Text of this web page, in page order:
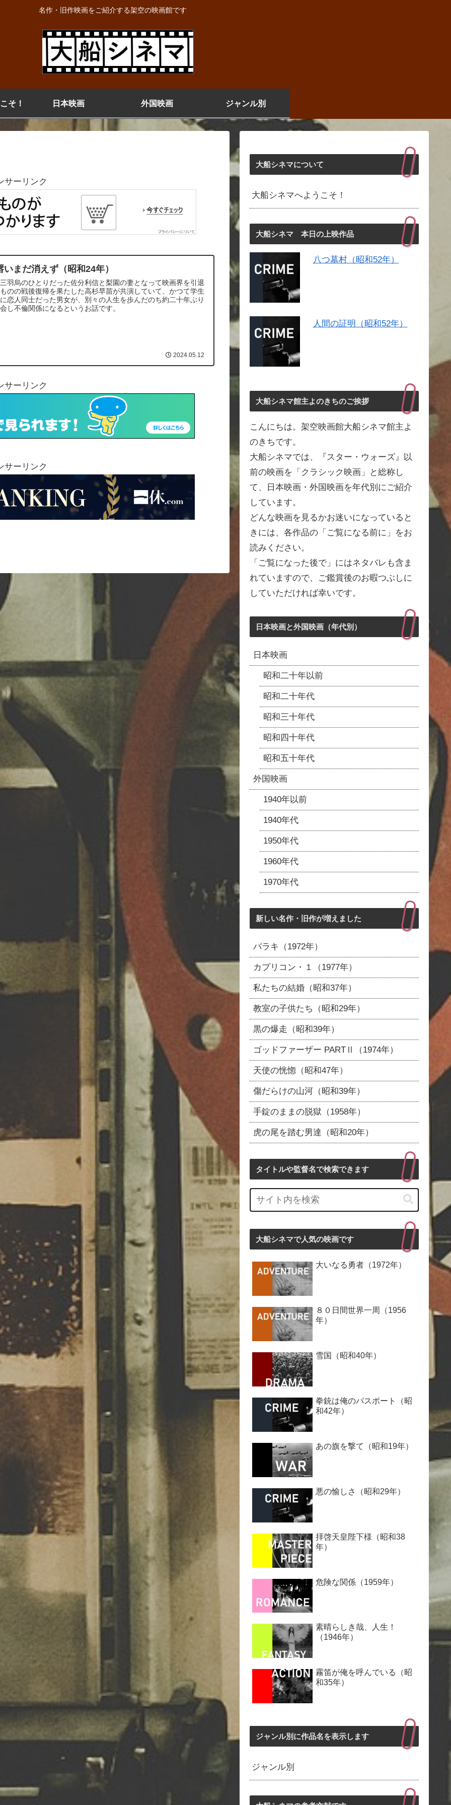
名作・旧作映画をご紹介する架空の映画館です
そ！ 日本映画 外国映画 ジャンル別
サーリンク
いまだ消えず（昭和24年）
羽烏のひとりだった佐分利信と梨園の妻となって映画界を引退
のの戦後復帰を果たした高杉早苗が共演していて、かつて学生
恋人同士だった男女が、別々の人生を歩んだのち約二十年ぶり
し不倫関係になるというお話です。
2024.05.12
サーリンク
サーリンク
大船シネマについて
大船シネマへようこそ！
大船シネマ 本日の上映作品
八つ墓村（昭和52年）
人間の証明（昭和52年）
大船シネマ館主よのきちのご挨拶
こんにちは。架空映画館大船シネマ館主よ
のきちです。
大船シネマでは、『スター・ウォーズ』以
前の映画を「クラシック映画」と総称し
て、日本映画・外国映画を年代別にご紹介
しています。
どんな映画を見るかお迷いになっていると
きには、各作品の「ご覧になる前に」をお
読みください。
「ご覧になった後で」にはネタバレも含ま
れていますので、ご鑑賞後のお暇つぶしに
していただければ幸いです。
日本映画と外国映画（年代別）
日本映画
昭和二十年以前
昭和二十年代
昭和三十年代
昭和四十年代
昭和五十年代
外国映画
1940年以前
1940年代
1950年代
1960年代
1970年代
新しい名作・旧作が増えました
バラキ（1972年）
カプリコン・１（1977年）
私たちの結婚（昭和37年）
教室の子供たち（昭和29年）
黒の爆走（昭和39年）
ゴッドファーザー PARTⅡ（1974年）
天使の恍惚（昭和47年）
傷だらけの山河（昭和39年）
手錠のままの脱獄（1958年）
虎の尾を踏む男達（昭和20年）
タイトルや監督名で検索できます
大船シネマで人気の映画です
大いなる勇者（1972年）
８０日間世界一周（1956
年）
雪国（昭和40年）
拳銃は俺のパスポート（昭
和42年）
あの旗を撃て（昭和19年）
悪の愉しさ（昭和29年）
拝啓天皇陛下様（昭和38
年）
危険な関係（1959年）
素晴らしき哉、人生！
（1946年）
霧笛が俺を呼んでいる（昭
和35年）
ジャンル別に作品名を表示します
ジャンル別